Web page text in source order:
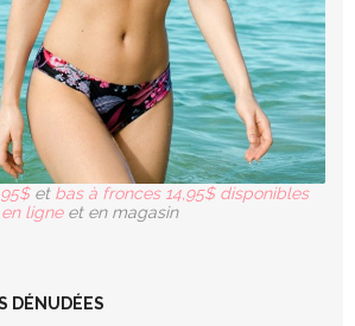
etbas à fronces 14,95$ disponibles
en ligneet en magasin
DÉNUDÉES